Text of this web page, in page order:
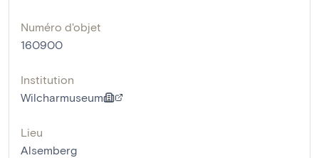
Numéro d'objet
160900
Institution
Wilcharmuseum
Lieu
Alsemberg